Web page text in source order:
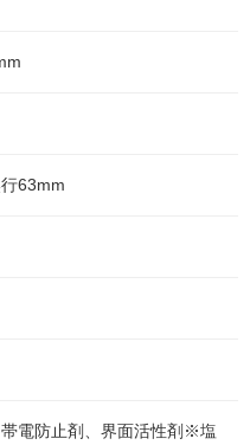
63mm
電防止剤、界面活性剤※塩